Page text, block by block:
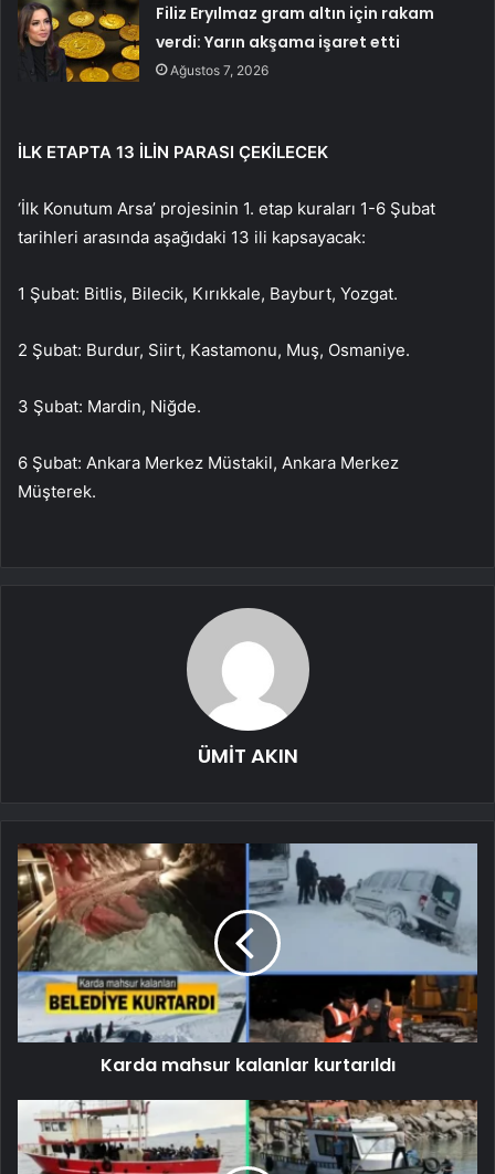
Filiz Eryılmaz gram altın için rakam
verdi: Yarın akşama işaret etti
Ağustos 7, 2026
İLK ETAPTA 13 İLİN PARASI ÇEKİLECEK
‘İlk Konutum Arsa’ projesinin 1. etap kuraları 1-6 Şubat
tarihleri ​​arasında aşağıdaki 13 ili kapsayacak:
1 Şubat: Bitlis, Bilecik, Kırıkkale, Bayburt, Yozgat.
2 Şubat: Burdur, Siirt, Kastamonu, Muş, Osmaniye.
3 Şubat: Mardin, Niğde.
6 Şubat: Ankara Merkez Müstakil, Ankara Merkez
Müşterek.
ÜMİT AKIN
Karda mahsur kalanlar kurtarıldı